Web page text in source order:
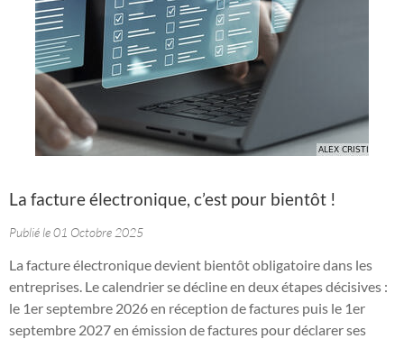
La facture électronique, c’est pour bientôt !
Publié le 01 Octobre 2025
La facture électronique devient bientôt obligatoire dans les
entreprises. Le calendrier se décline en deux étapes décisives :
le 1er septembre 2026 en réception de factures puis le 1er
septembre 2027 en émission de factures pour déclarer ses